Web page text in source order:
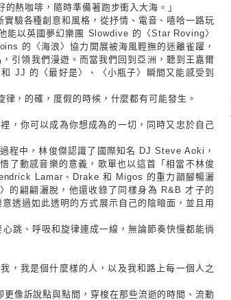
熱咖啡，隨時準備著跑步衝入大海。」
實驗各種創意和風格，從抒情、電音、嘻哈一路玩
能以英國夢幻樂團 Slowdive 的〈Star Roving〉
的〈海浪〉協力開展被海風輕撫的迷離雀躍，
引領我們漫遊。而當我們回到亞洲，聽到王嘉爾
JJ 的〈最好是〉、〈小瓶子〉瞬間又能感受到
，的確，度假的時候，什麼都有可能發生。
，你可以成為你想成為的一切，同時又忠於自己
程中，林俊傑認識了國際知名 DJ Steve Aoki ，
了動感音樂的意義，歌單也以這首「相當不林俊
Lamar 、 Drake 和 Migos 的重力韻腳暢灑
〉的翩翩灑脫，他還收錄了同樣身為 R&B才子的
意透過如此透明的方式展示自己的陰暗面，並且用
跳、呼吸和旋律連成一線，無論節奏快慢都能徜
，我是個什麼樣的人，以及我和路上每一個人之
像訴說點與點間，穿梭在那些流逝的時間、流動